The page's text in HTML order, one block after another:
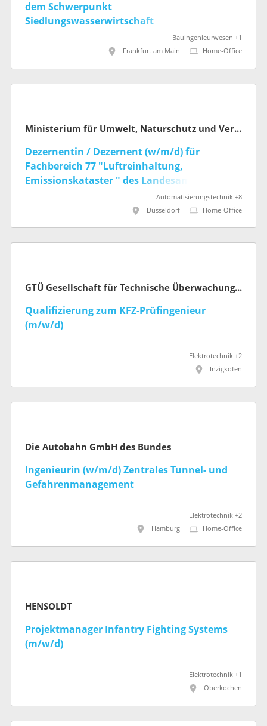
dem Schwerpunkt
Siedlungswasserwirtschaft
Bauingenieurwesen +1
Frankfurt am Main
Home-Office
Ministerium für Umwelt, Naturschutz und Verkehr des Landes Nordrhein-Westfalen
Dezernentin / Dezernent (w/m/d) für
Fachbereich 77 "Luftreinhaltung,
Emissionskataster " des Landesamts für
Natur, Umwelt und Klima NRWAutomatisierungstechnik +8
Düsseldorf
Home-Office
GTÜ Gesellschaft für Technische Überwachung mbH
Qualifizierung zum KFZ-Prüfingenieur
(m/w/d)
Elektrotechnik +2
Inzigkofen
Die Autobahn GmbH des Bundes
Ingenieurin (w/m/d) Zentrales Tunnel- und
Gefahrenmanagement
Elektrotechnik +2
Hamburg
Home-Office
HENSOLDT
Projektmanager Infantry Fighting Systems
(m/w/d)
Elektrotechnik +1
Oberkochen